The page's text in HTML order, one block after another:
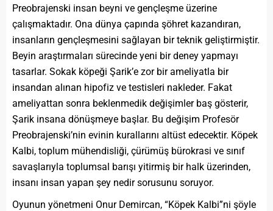
Preobrajenski insan beyni ve gençleşme üzerine
çalışmaktadır. Ona dünya çapında şöhret kazandıran,
insanların gençleşmesini sağlayan bir teknik geliştirmiştir.
Beyin araştırmaları sürecinde yeni bir deney yapmayı
tasarlar. Sokak köpeği Şarik’e zor bir ameliyatla bir
insandan alınan hipofiz ve testisleri nakleder. Fakat
ameliyattan sonra beklenmedik değişimler baş gösterir,
Şarik insana dönüşmeye başlar. Bu değişim Profesör
Preobrajenski’nin evinin kurallarını altüst edecektir. Köpek
Kalbi, toplum mühendisliği, çürümüş bürokrasi ve sınıf
savaşlarıyla toplumsal barışı yitirmiş bir halk üzerinden,
insanı insan yapan şey nedir sorusunu soruyor.
Oyunun yönetmeni Onur Demircan, “Köpek Kalbi”ni şöyle